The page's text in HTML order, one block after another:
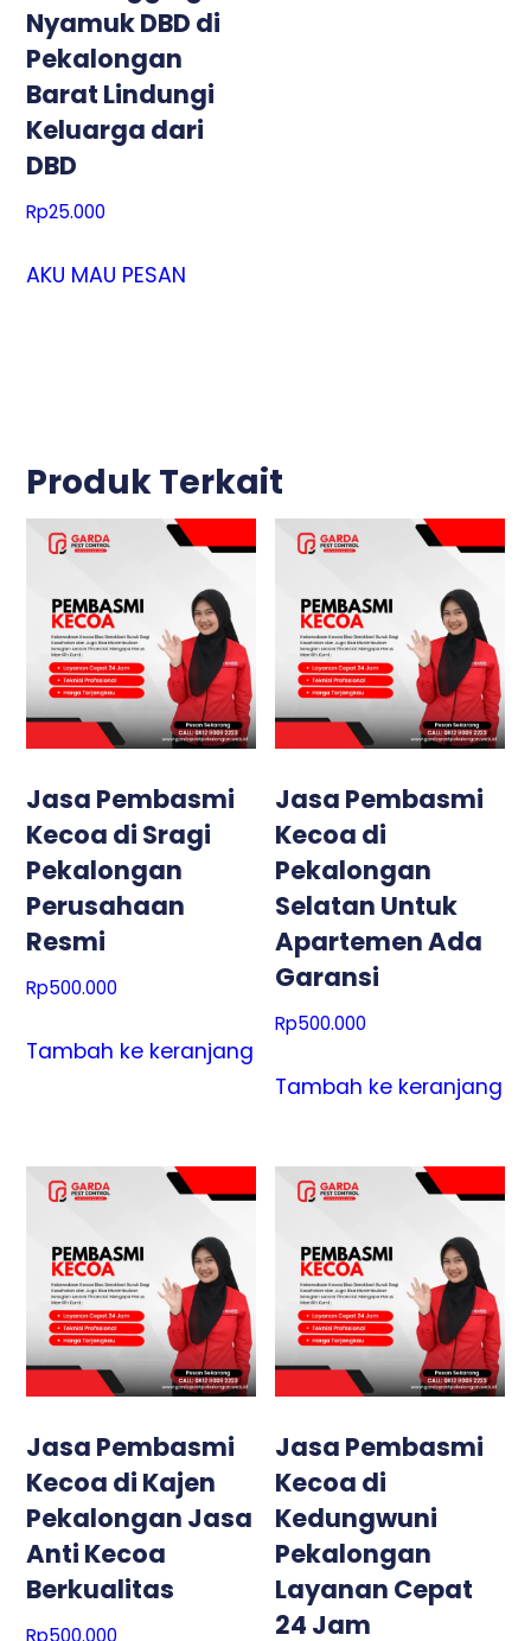
Nyamuk DBD di
Pekalongan
Barat Lindungi
Keluarga dari
DBD
Rp25.000
AKU MAU PESAN
Produk Terkait
Jasa Pembasmi
Kecoa di Sragi
Pekalongan
Perusahaan
Resmi
Rp500.000
Tambah ke keranjang
Jasa Pembasmi
Kecoa di
Pekalongan
Selatan Untuk
Apartemen Ada
Garansi
Rp500.000
Tambah ke keranjang
Jasa Pembasmi
Kecoa di Kajen
Pekalongan Jasa
Anti Kecoa
Berkualitas
Rp500.000
Jasa Pembasmi
Kecoa di
Kedungwuni
Pekalongan
Layanan Cepat
24 Jam